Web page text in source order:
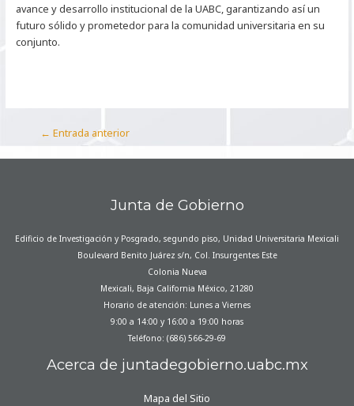
avance y desarrollo institucional de la UABC, garantizando así un
futuro sólido y prometedor para la comunidad universitaria en su
conjunto.
← Entrada anterior
Junta de Gobierno
Edificio de Investigación y Posgrado, segundo piso, Unidad Universitaria Mexicali
Boulevard Benito Juárez s/n, Col. Insurgentes Este
Colonia Nueva
Mexicali, Baja California México, 21280
Horario de atención: Lunes a Viernes
9:00 a 14:00 y 16:00 a 19:00 horas
Teléfono: (686) 566-29-69
Acerca de juntadegobierno.uabc.mx
Mapa del Sitio